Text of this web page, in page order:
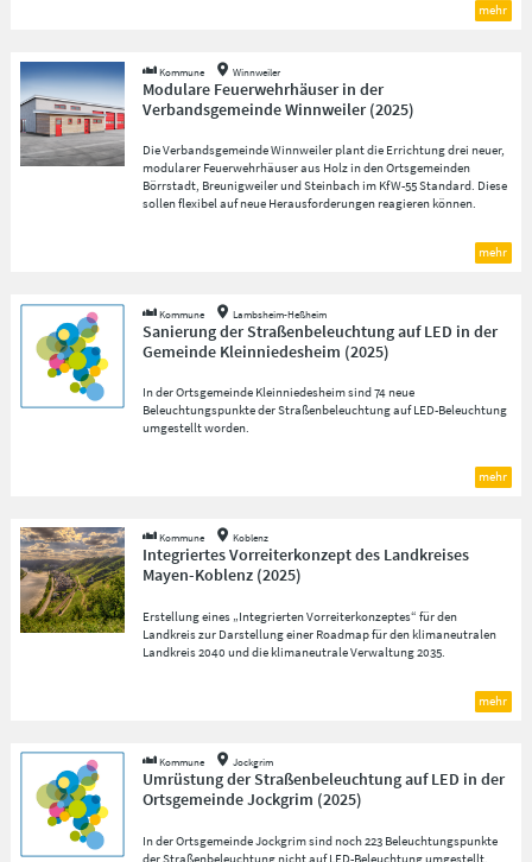
mehr
Modulare Feuerwehrhäuser in der
Verbandsgemeinde Winnweiler(2025)
Kommune Winnweiler
Die Verbandsgemeinde Winnweiler plant die Errichtung drei neuer,
modularer Feuerwehrhäuser aus Holz in den Ortsgemeinden
Börrstadt, Breunigweiler und Steinbach im KfW-55 Standard. Diese
sollen flexibel auf neue Herausforderungen reagieren können.
mehr
Sanierung der Straßenbeleuchtung auf LED in der
Gemeinde Kleinniedesheim (2025)
Kommune Lambsheim-Heßheim
In der Ortsgemeinde Kleinniedesheim sind 74 neue
Beleuchtungspunkte der Straßenbeleuchtung auf LED-Beleuchtung
umgestellt worden.
mehr
Integriertes Vorreiterkonzept des Landkreises
Mayen-Koblenz (2025)
Kommune Koblenz
Erstellung eines „Integrierten Vorreiterkonzeptes“ für den
Landkreis zur Darstellung einer Roadmap für den klimaneutralen
Landkreis 2040 und die klimaneutrale Verwaltung 2035.
mehr
Umrüstung der Straßenbeleuchtung auf LED in der
Ortsgemeinde Jockgrim (2025)
Kommune Jockgrim
In der Ortsgemeinde Jockgrim sind noch 223 Beleuchtungspunkte
der Straßenbeleuchtung nicht auf LED-Beleuchtung umgestellt.